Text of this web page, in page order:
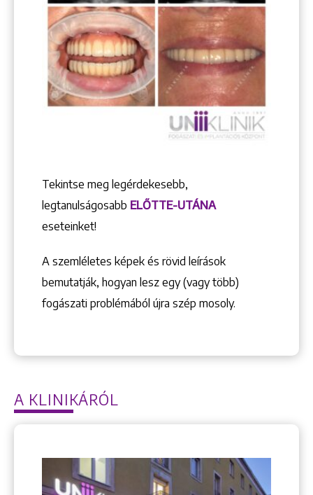
Tekintse meg legérdekesebb,
legtanulságosabb ELŐTTE-UTÁNA
eseteinket!
A szemléletes képek és rövid leírások
bemutatják, hogyan lesz egy (vagy több)
fogászati problémából újra szép mosoly.
A KLINIKÁRÓL